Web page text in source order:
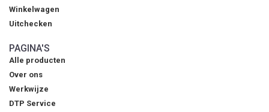
Winkelwagen
Uitchecken
PAGINA'S
Alle producten
Over ons
Werkwijze
DTP Service